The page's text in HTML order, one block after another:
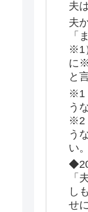
夫
夫
「
※1
に
と
※1
う
※2
う
い
「
し
せ